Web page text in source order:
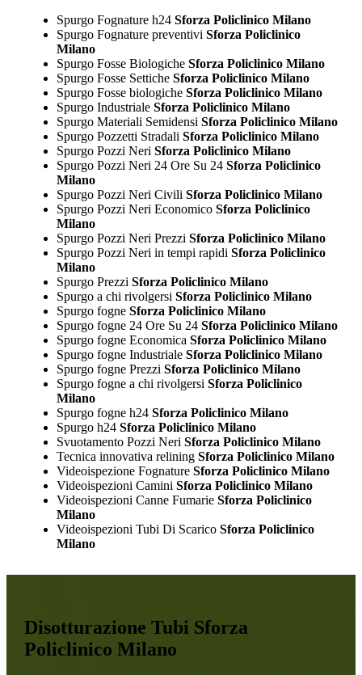
Spurgo Fognature h24Sforza Policlinico Milano
Spurgo Fognature preventivi Sforza Policlinico
Milano
Spurgo Fosse BiologicheSforza Policlinico Milano
Spurgo Fosse SetticheSforza Policlinico Milano
Spurgo Fosse biologicheSforza Policlinico Milano
Spurgo IndustrialeSforza Policlinico Milano
Spurgo Materiali Semidensi Sforza Policlinico Milano
Spurgo Pozzetti Stradali Sforza Policlinico Milano
Spurgo Pozzi Neri Sforza Policlinico Milano
Spurgo Pozzi Neri 24 Ore Su 24Sforza Policlinico
Milano
Spurgo Pozzi Neri Civili Sforza Policlinico Milano
Spurgo Pozzi Neri EconomicoSforza Policlinico
Milano
Spurgo Pozzi Neri Prezzi Sforza Policlinico Milano
Spurgo Pozzi Neri in tempi rapidi Sforza Policlinico
Milano
Spurgo Prezzi Sforza Policlinico Milano
Spurgo a chi rivolgersi Sforza Policlinico Milano
Spurgo fogneSforza Policlinico Milano
Spurgo fogne 24 Ore Su 24Sforza Policlinico Milano
Spurgo fogne Economica Sforza Policlinico Milano
Spurgo fogne IndustrialeSforza Policlinico Milano
Spurgo fogne Prezzi Sforza Policlinico Milano
Spurgo fogne a chi rivolgersi Sforza Policlinico
Milano
Spurgo fogne h24Sforza Policlinico Milano
Spurgo h24Sforza Policlinico Milano
Svuotamento Pozzi Neri Sforza Policlinico Milano
Tecnica innovativa reliningSforza Policlinico Milano
Videoispezione FognatureSforza Policlinico Milano
Videoispezioni Camini Sforza Policlinico Milano
Videoispezioni Canne FumarieSforza Policlinico
Milano
Videoispezioni Tubi Di ScaricoSforza Policlinico
Milano
Disotturazione Tubi Sforza
Policlinico Milano